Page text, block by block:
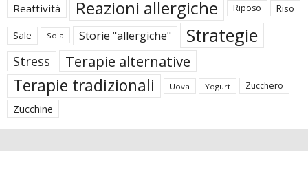
Reattività Reazioni allergiche Riposo Riso
Sale Soia Storie "allergiche" Strategie
Stress Terapie alternative
Terapie tradizionali Uova Yogurt Zucchero
Zucchine